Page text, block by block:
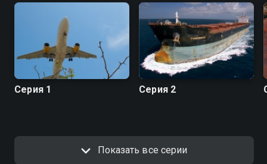
Серия 1 Серия 2
Показать все серии